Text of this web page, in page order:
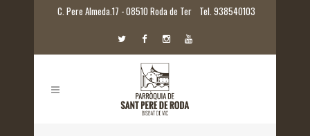
C. Pere Almeda.17 - 08510 Roda de Ter Tel. 938540103